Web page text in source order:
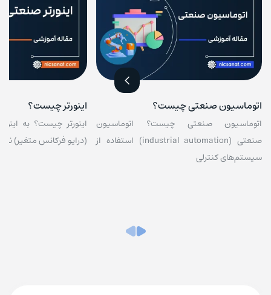
اتوماسیون صنعتی چیست؟
اتوماسیون صنعتی چیست؟ اتوماسیون
صنعتی (industrial automation) استفاده از
سیستم‌های کنترلی
اینورتر چیست؟
(درایو فرکانس متغیر)